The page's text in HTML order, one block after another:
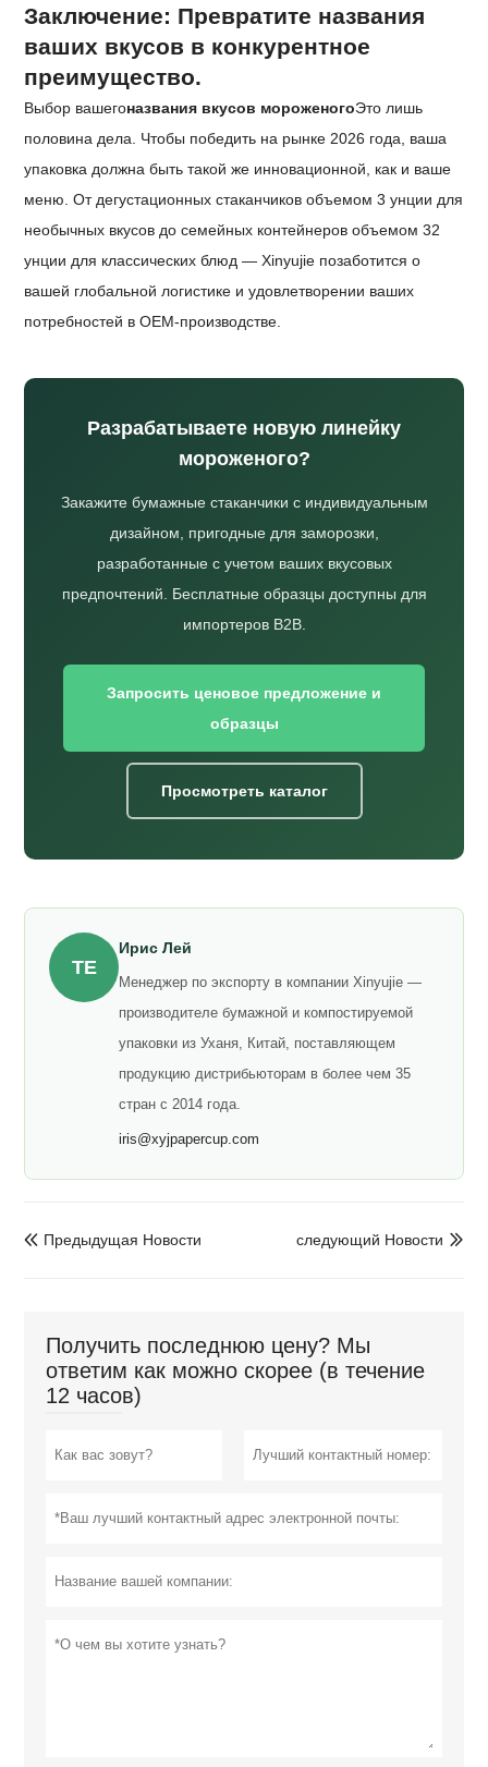
Заключение: Превратите названия
ваших вкусов в конкурентное
преимущество.
Выбор вашегоназвания вкусов мороженогоЭто лишь
половина дела. Чтобы победить на рынке 2026 года, ваша
упаковка должна быть такой же инновационной, как и ваше
меню. От дегустационных стаканчиков объемом 3 унции для
необычных вкусов до семейных контейнеров объемом 32
унции для классических блюд — Xinyujie позаботится о
вашей глобальной логистике и удовлетворении ваших
потребностей в OEM-производстве.
Разрабатываете новую линейку
мороженого?
Закажите бумажные стаканчики с индивидуальным
дизайном, пригодные для заморозки,
разработанные с учетом ваших вкусовых
предпочтений. Бесплатные образцы доступны для
импортеров B2B.
Запросить ценовое предложение и
образцы
Просмотреть каталог
ТЕ
Ирис Лей
Менеджер по экспорту в компании Xinyujie —
производителе бумажной и компостируемой
упаковки из Уханя, Китай, поставляющем
продукцию дистрибьюторам в более чем 35
стран с 2014 года.
iris@xyjpapercup.com
 Предыдущая Hовости 
следующий Hовости
Получить последнюю цену? Мы
ответим как можно скорее (в течение
12 часов)